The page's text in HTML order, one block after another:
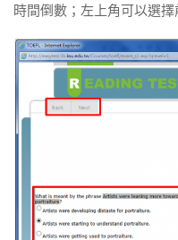
時間倒數；左上角可以選擇